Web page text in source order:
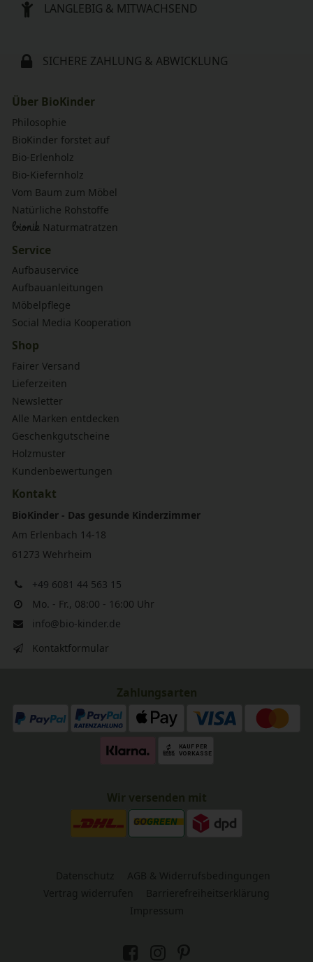
LANGLEBIG & MITWACHSEND
SICHERE ZAHLUNG & ABWICKLUNG
Über BioKinder
Philosophie
BioKinder forstet auf
Bio-Erlenholz
Bio-Kiefernholz
Vom Baum zum Möbel
Natürliche Rohstoffe
bionik Naturmatratzen
Service
Aufbauservice
Aufbauanleitungen
Möbelpflege
Social Media Kooperation
Shop
Fairer Versand
Lieferzeiten
Newsletter
Alle Marken entdecken
Geschenkgutscheine
Holzmuster
Kundenbewertungen
Kontakt
BioKinder - Das gesunde Kinderzimmer
Am Erlenbach 14-18
61273 Wehrheim
+49 6081 44 563 15
Mo. - Fr., 08:00 - 16:00 Uhr
info@bio-kinder.de
Kontaktformular
Zahlungsarten
Wir versenden mit